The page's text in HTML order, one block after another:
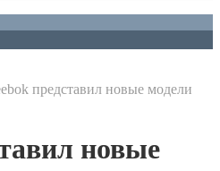
представил новые модели
новые